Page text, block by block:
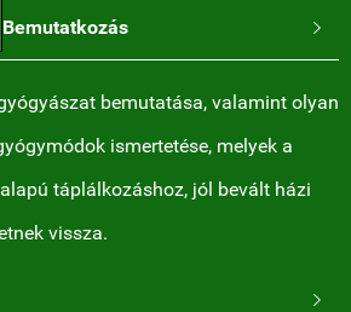
Bemutatkozás 
bemutatása, valamint olyan
ismertetése, melyek a
táplálkozáshoz, jól bevált házi
vissza.
